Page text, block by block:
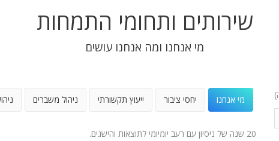
שירותים ותחומי התמחות
מי אנחנו ומה אנחנו עושים
מי אנחנו יחסי ציבור ייעוץ תקשורתי ניהול משברים
20 שנה של ניסיון עם רעב יומיומי לתוצאות והישגים.